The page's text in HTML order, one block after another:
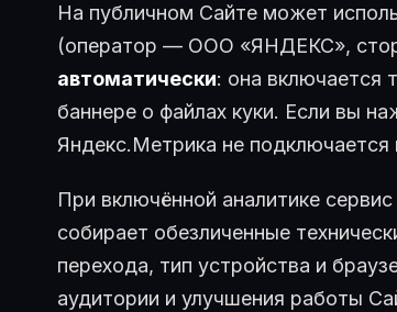
На публичном Сайте может
(оператор — ООО «ЯНДЕКС»,
автоматически: она включается
баннере о файлах куки. Если вы
Яндекс.Метрика не подключается
При включённой аналитике
собирает обезличенные
перехода, тип устройства и
аудитории и улучшения работы